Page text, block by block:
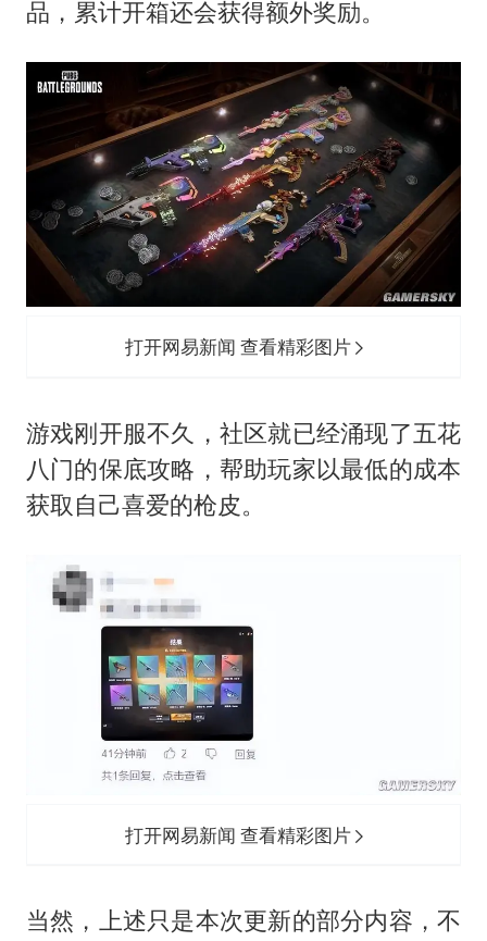
品，累计开箱还会获得额外奖励。
打开网易新闻 查看精彩图片
游戏刚开服不久，社区就已经涌现了五花
八门的保底攻略，帮助玩家以最低的成本
获取自己喜爱的枪皮。
打开网易新闻 查看精彩图片
当然，上述只是本次更新的部分内容，不